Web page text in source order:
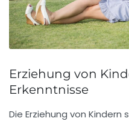
Erziehung von
Erkenntnisse
Die Erziehung von Kindern